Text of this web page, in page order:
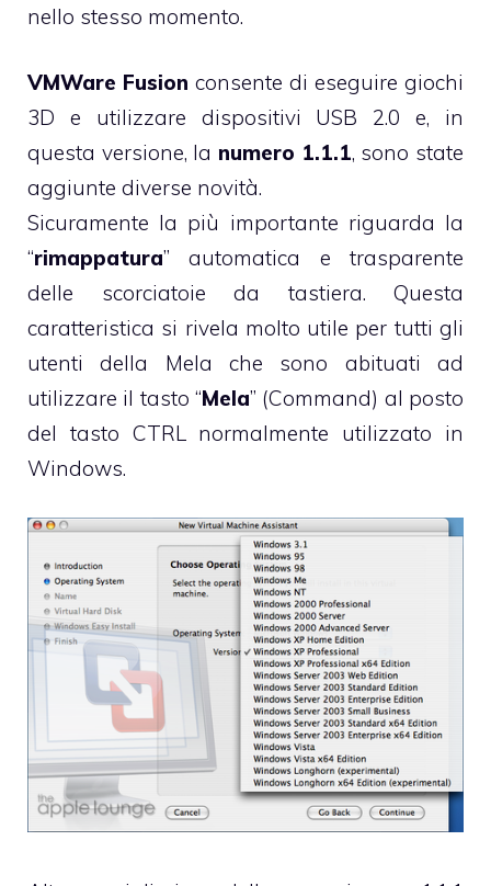
nello stesso momento.
VMWare Fusion consente di eseguire giochi
3D e utilizzare dispositivi USB 2.0 e, in
questa versione, la numero 1.1.1, sono state
aggiunte diverse novità.
Sicuramente la più importante riguarda la
“rimappatura” automatica e trasparente
delle scorciatoie da tastiera. Questa
caratteristica si rivela molto utile per tutti gli
utenti della Mela che sono abituati ad
utilizzare il tasto “Mela” (Command) al posto
del tasto CTRL normalmente utilizzato in
Windows.